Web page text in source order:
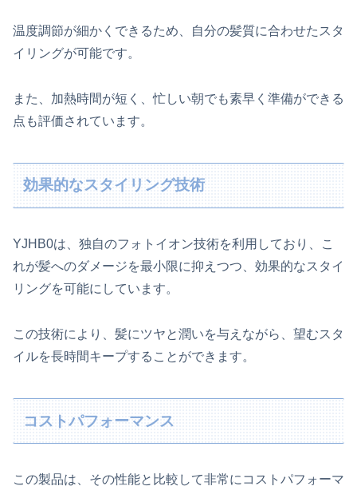
温度調節が細かくできるため、自分の髪質に合わせたスタ
イリングが可能です。
また、加熱時間が短く、忙しい朝でも素早く準備ができる
点も評価されています。
効果的なスタイリング技術
YJHB0は、独自のフォトイオン技術を利用しており、こ
れが髪へのダメージを最小限に抑えつつ、効果的なスタイ
リングを可能にしています。
この技術により、髪にツヤと潤いを与えながら、望むスタ
イルを長時間キープすることができます。
コストパフォーマンス
この製品は、その性能と比較して非常にコストパフォーマ